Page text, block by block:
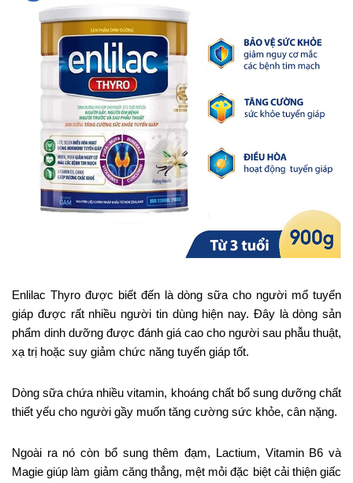
Enlilac Thyro được biết đến là dòng sữa cho người mổ tuyến
giáp được rất nhiều người tin dùng hiện nay. Đây là dòng sản
phẩm dinh dưỡng được đánh giá cao cho người sau phẫu thuật,
xạ trị hoặc suy giảm chức năng tuyến giáp tốt.
Dòng sữa chứa nhiều vitamin, khoáng chất bổ sung dưỡng chất
thiết yếu cho người gầy muốn tăng cường sức khỏe, cân nặng.
Ngoài ra nó còn bổ sung thêm đạm, Lactium, Vitamin B6 và
Magie giúp làm giảm căng thẳng, mệt mỏi đặc biệt cải thiện giấc